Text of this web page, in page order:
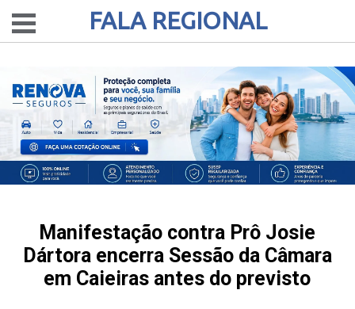
FALA REGIONAL
Manifestação contra Prô Josie
Dártora encerra Sessão da Câmara
em Caieiras antes do previsto